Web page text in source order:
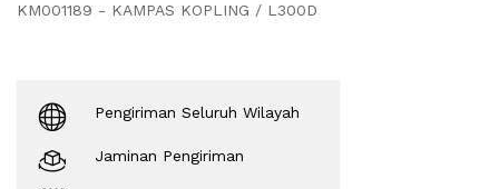
KM001189 - KAMPAS KOPLING / L300D
Pengiriman Seluruh Wilayah
Jaminan Pengiriman